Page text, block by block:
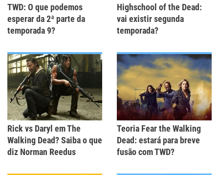
TWD: O que podemos
esperar da 2ª parte da
temporada 9?
Highschool of the Dead:
vai existir segunda
temporada?
Rick vs Daryl em The
Walking Dead? Saiba o que
diz Norman Reedus
Teoria Fear the Walking
Dead: estará para breve
fusão com TWD?